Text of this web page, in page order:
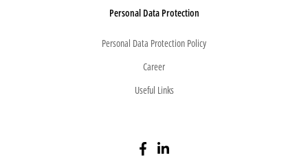
Personal Data Protection
Personal Data Protection Policy
Career
Useful Links